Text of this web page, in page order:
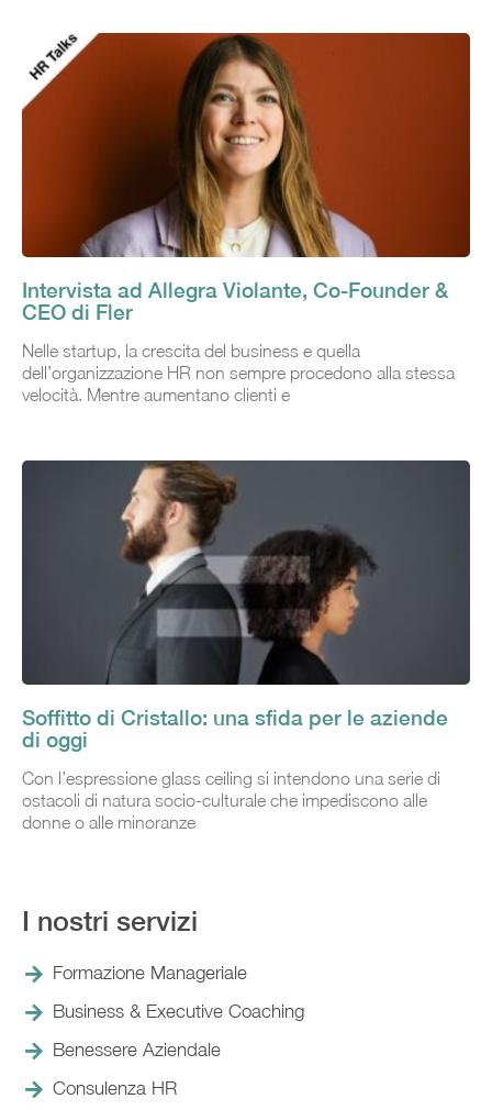
Intervista ad Allegra Violante, Co-Founder &
CEO di Fler
Nelle startup, la crescita del business e quella
dell’organizzazione HR non sempre procedono alla stessa
velocità. Mentre aumentano clienti e
Soffitto di Cristallo: una sfida per le aziende
di oggi
Con l’espressione glass ceiling si intendono una serie di
ostacoli di natura socio-culturale che impediscono alle
donne o alle minoranze
I nostri servizi
Formazione Manageriale
Business & Executive Coaching
Benessere Aziendale
Consulenza HR